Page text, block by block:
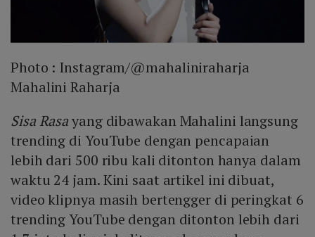
Photo : Instagram/@mahaliniraharja
Mahalini Raharja
Sisa Rasayang dibawakan Mahalini langsung
trending di YouTube dengan pencapaian
lebih dari 500 ribu kali ditonton hanya dalam
waktu 24 jam. Kini saat artikel ini dibuat,
video klipnya masih bertengger di peringkat 6
trending YouTube dengan ditonton lebih dari